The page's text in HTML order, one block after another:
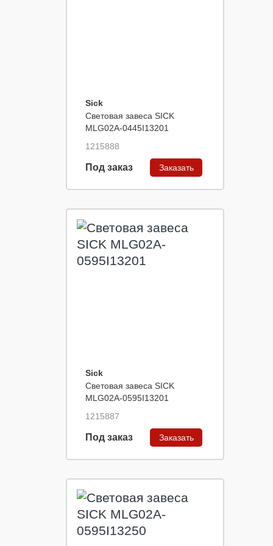
Sick
Световая завеса SICK
MLG02A-0445I13201
1215888
Под заказ Заказать
Sick
Световая завеса SICK
MLG02A-0595I13201
1215887
Под заказ Заказать